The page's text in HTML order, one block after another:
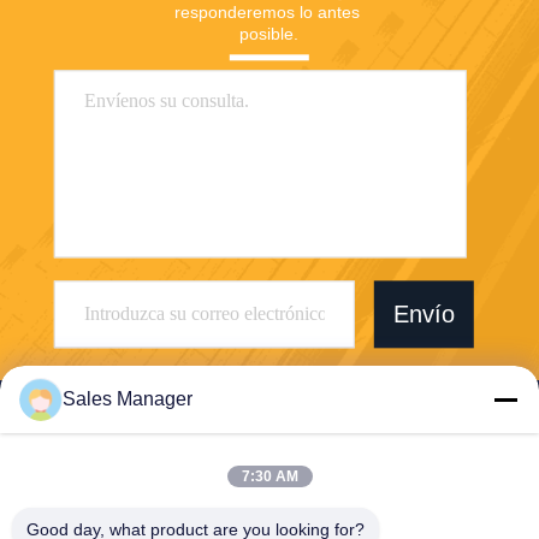
responderemos lo antes
posible.
Envío
Sales Manager
7:30 AM
Good day, what product are you looking for?